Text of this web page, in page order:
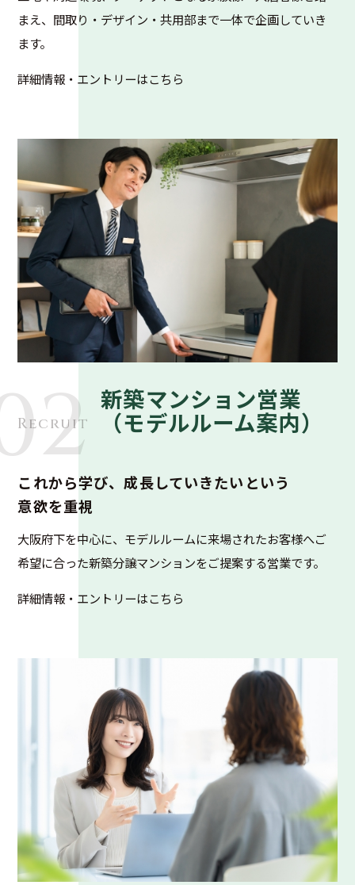
まえ、間取り・デザイン・共用部まで一体で企画していき
ます。
詳細情報・エントリーはこちら
Recruit
新築マンション営業
（モデルルーム案内）
これから学び、成長していきたいという
意欲を重視
大阪府下を中心に、モデルルームに来場されたお客様へご
希望に合った新築分譲マンションをご提案する営業です。
詳細情報・エントリーはこちら